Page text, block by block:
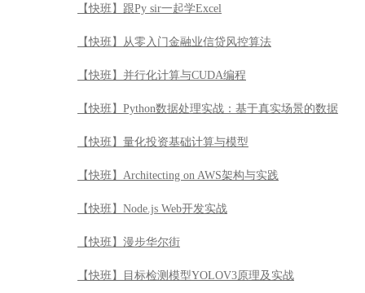
【快班】跟Py sir一起学Excel
【快班】从零入门金融业信贷风控算法
【快班】并行化计算与CUDA编程
【快班】Python数据处理实战：基于真实场景的数据
【快班】量化投资基础计算与模型
【快班】Architecting on AWS架构与实践
【快班】Node.js Web开发实战
【快班】漫步华尔街
【快班】目标检测模型YOLOV3原理及实战